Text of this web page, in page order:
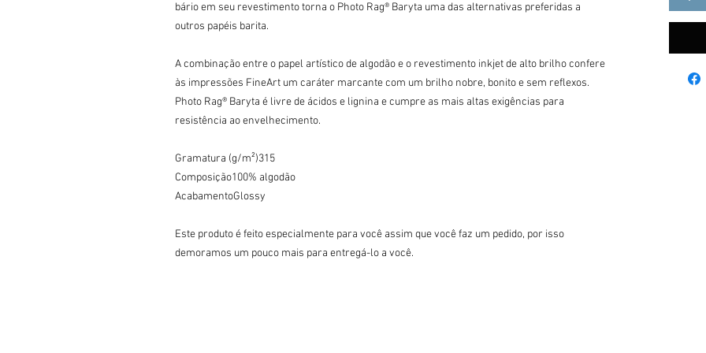
bário em seu revestimento torna o Photo Rag® Baryta uma das alternativas preferidas a
outros papéis barita.
A combinação entre o papel artístico de algodão e o revestimento inkjet de alto brilho confere
às impressões FineArt um caráter marcante com um brilho nobre, bonito e sem reflexos.
Photo Rag® Baryta é livre de ácidos e lignina e cumpre as mais altas exigências para
resistência ao envelhecimento.
Gramatura (g/m²)315
Composição100% algodão
AcabamentoGlossy
Este produto é feito especialmente para você assim que você faz um pedido, por isso
demoramos um pouco mais para entregá-lo a você.